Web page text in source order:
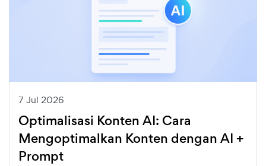
7 Jul 2026
Optimalisasi Konten AI: Cara
Mengoptimalkan Konten dengan AI +
Prompt